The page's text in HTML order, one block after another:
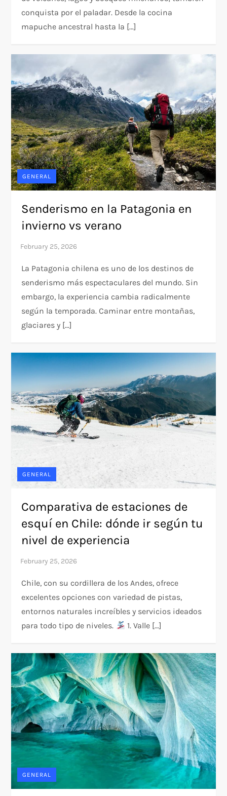
conquista por el paladar. Desde la cocina
mapuche ancestral hasta la […]
GENERAL
Senderismo en la Patagonia en
invierno vs verano
La Patagonia chilena es uno de los destinos de
senderismo más espectaculares del mundo. Sin
embargo, la experiencia cambia radicalmente
según la temporada. Caminar entre montañas,
glaciares y […]
GENERAL
Comparativa de estaciones de
esquí en Chile: dónde ir según tu
nivel de experiencia
Chile, con su cordillera de los Andes, ofrece
excelentes opciones con variedad de pistas,
entornos naturales increíbles y servicios ideados
para todo tipo de niveles.
1. Valle […]
GENERAL